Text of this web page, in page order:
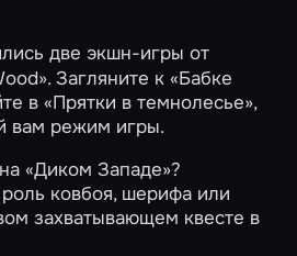
две экшн-игры от
Загляните к«Бабке
в«Прятки в темнолесье»,
вам режим игры.
«Диком Западе»?
ковбоя, шерифа или
захватывающем квесте в